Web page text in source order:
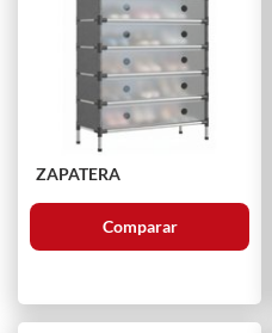
ZAPATERA
Comparar